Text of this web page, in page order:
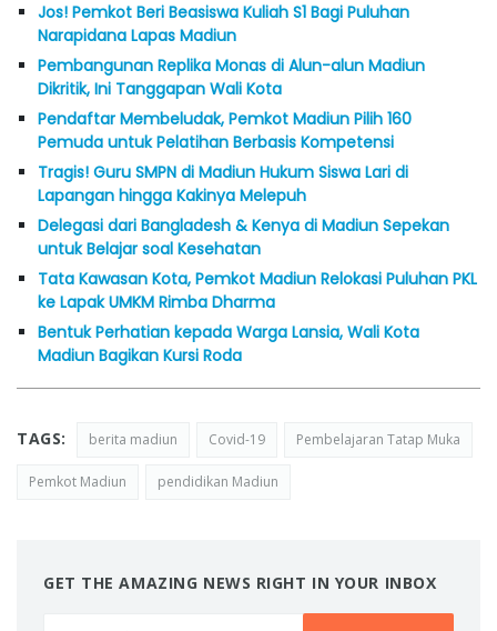
Jos! Pemkot Beri Beasiswa Kuliah S1 Bagi Puluhan
Narapidana Lapas Madiun
Pembangunan Replika Monas di Alun-alun Madiun
Dikritik, Ini Tanggapan Wali Kota
Pendaftar Membeludak, Pemkot Madiun Pilih 160
Pemuda untuk Pelatihan Berbasis Kompetensi
Tragis! Guru SMPN di Madiun Hukum Siswa Lari di
Lapangan hingga Kakinya Melepuh
Delegasi dari Bangladesh & Kenya di Madiun Sepekan
untuk Belajar soal Kesehatan
Tata Kawasan Kota, Pemkot Madiun Relokasi Puluhan PKL
ke Lapak UMKM Rimba Dharma
Bentuk Perhatian kepada Warga Lansia, Wali Kota
Madiun Bagikan Kursi Roda
TAGS: berita madiun Covid-19 Pembelajaran Tatap Muka
Pemkot Madiun pendidikan Madiun
GET THE AMAZING NEWS RIGHT IN YOUR INBOX